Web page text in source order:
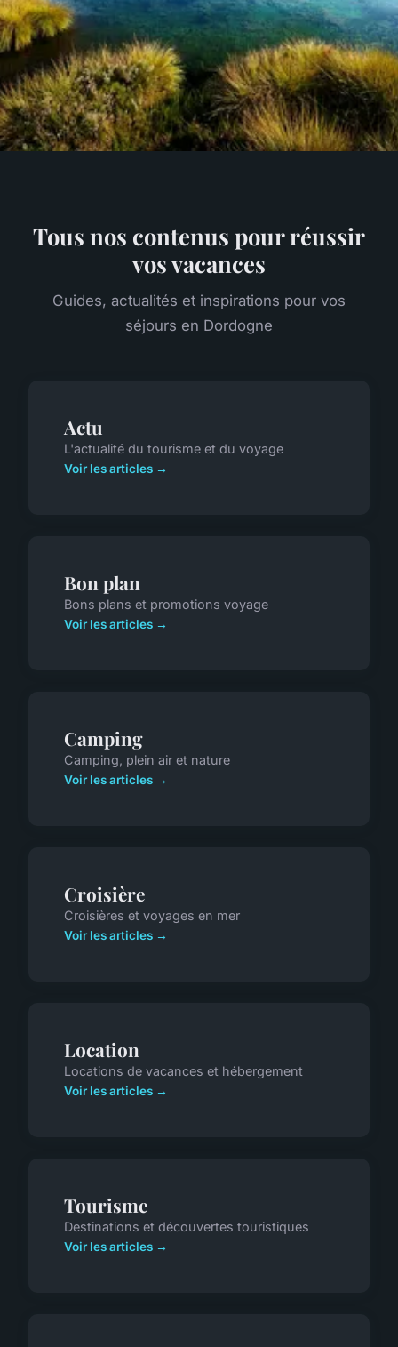
Tous nos contenus pour réussir
vos vacances
Guides, actualités et inspirations pour vos
séjours en Dordogne
Actu
L'actualité du tourisme et du voyage
Voir les articles →
Bon plan
Bons plans et promotions voyage
Voir les articles →
Camping
Camping, plein air et nature
Voir les articles →
Croisière
Croisières et voyages en mer
Voir les articles →
Location
Locations de vacances et hébergement
Voir les articles →
Tourisme
Destinations et découvertes touristiques
Voir les articles →